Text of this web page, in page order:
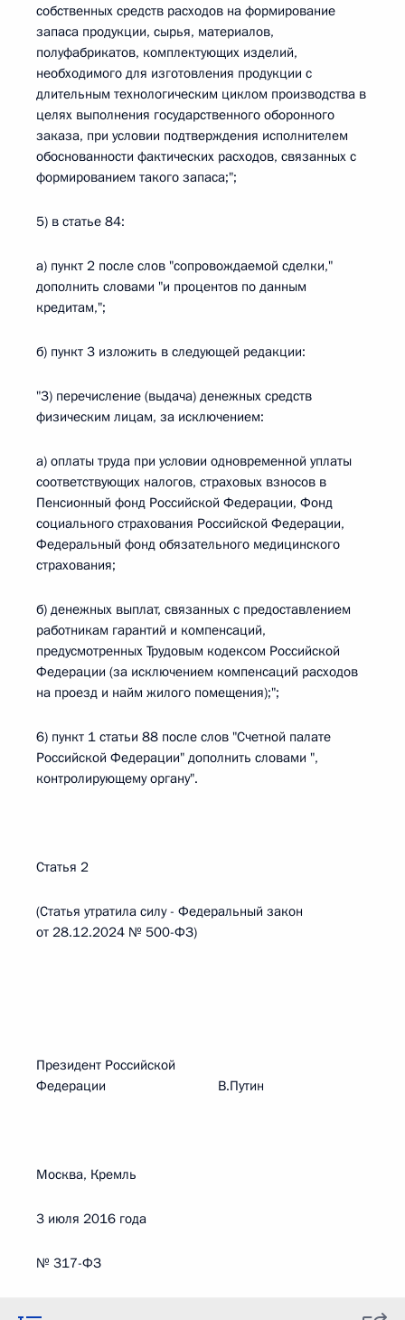
собственных средств расходов на формирование
запаса продукции, сырья, материалов,
полуфабрикатов, комплектующих изделий,
необходимого для изготовления продукции с
длительным технологическим циклом производства в
целях выполнения государственного оборонного
заказа, при условии подтверждения исполнителем
обоснованности фактических расходов, связанных с
формированием такого запаса;";
5) в статье 84:
а) пункт 2 после слов "сопровождаемой сделки,"
дополнить словами "и процентов по данным
кредитам,";
б) пункт 3 изложить в следующей редакции:
"3) перечисление (выдача) денежных средств
физическим лицам, за исключением:
а) оплаты труда при условии одновременной уплаты
соответствующих налогов, страховых взносов в
Пенсионный фонд Российской Федерации, Фонд
социального страхования Российской Федерации,
Федеральный фонд обязательного медицинского
страхования;
б) денежных выплат, связанных с предоставлением
работникам гарантий и компенсаций,
предусмотренных Трудовым кодексом Российской
Федерации (за исключением компенсаций расходов
на проезд и найм жилого помещения);";
6) пункт 1 статьи 88 после слов "Счетной палате
Российской Федерации" дополнить словами ",
контролирующему органу".
Статья 2
(Статья утратила силу - Федеральный закон
от 28.12.2024 № 500-ФЗ)
Президент Российской
Федерации В.Путин
Москва, Кремль
3 июля 2016 года
№ 317-ФЗ